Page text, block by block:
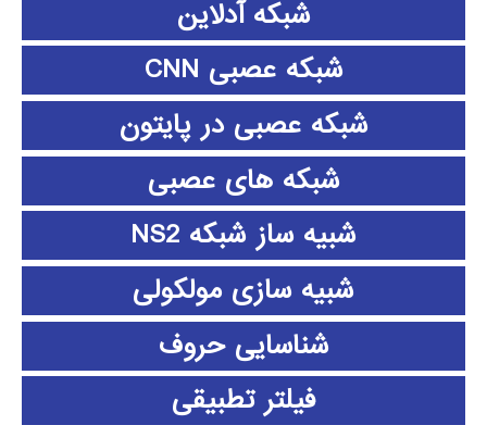
شبکه آدلاین
شبکه عصبی CNN
شبکه عصبی در پایتون
شبکه های عصبی
شبیه ساز شبکه NS2
شبیه سازی مولکولی
شناسایی حروف
فیلتر تطبیقی